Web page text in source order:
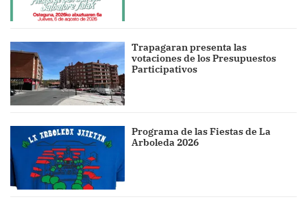
Trapagaran presenta las
votaciones de los Presupuestos
Participativos
Programa de las Fiestas de La
Arboleda 2026